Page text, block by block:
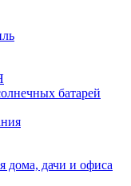
батарей
дома, дачи и офиса